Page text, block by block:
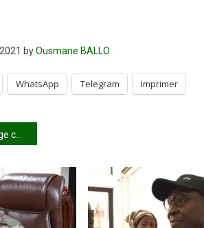
byOusmane BALLO
WhatsApp Telegram Imprimer